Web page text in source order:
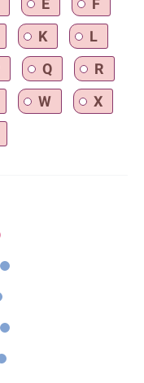
E
F
K
L
Q
R
W
X